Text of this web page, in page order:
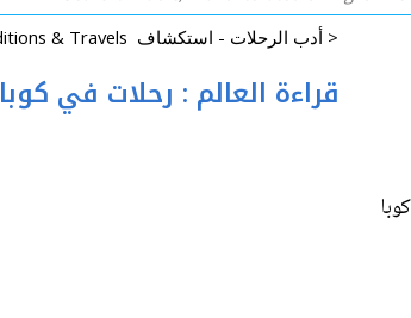
Odysseys, Expeditions & Travels أدب الرحلات - استكشاف >
Qiraʼat al-ʻAlam : Riḥalat fī Kuba ... قراءة العالم : رحلات في كوبا